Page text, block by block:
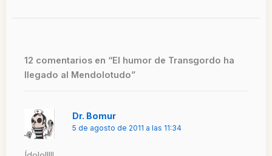
12 comentarios en “El humor de Transgordo ha
llegado al Mendolotudo”
Dr. Bomur
5 de agosto de 2011 a las 11:34